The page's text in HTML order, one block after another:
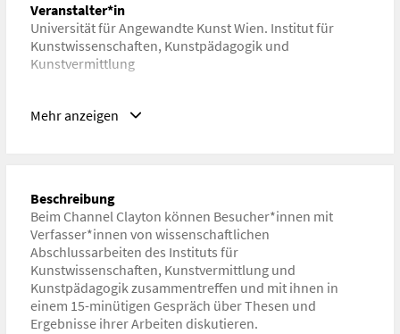
Veranstalter*in
Universität für Angewandte Kunst Wien. Institut für
Kunstwissenschaften, Kunstpädagogik und
Kunstvermittlung
26. Juni 2025– 16:00–18:00 Universität für angewandte
Kulturgeschichte, Kulturwissenschaft, Fachdidaktik,
Kunstgeschichte, Kunsttheorie, Philosophie
URL
https://channel-clayton.uni-ak.ac.at
Mehr anzeigen
Beschreibung
Beim Channel Clayton können Besucher*innen mit
Verfasser*innen von wissenschaftlichen
Abschlussarbeiten des Instituts für
Kunstwissenschaften, Kunstvermittlung und
Kunstpädagogik zusammentreffen und mit ihnen in
einem 15-minütigen Gespräch über Thesen und
Ergebnisse ihrer Arbeiten diskutieren.